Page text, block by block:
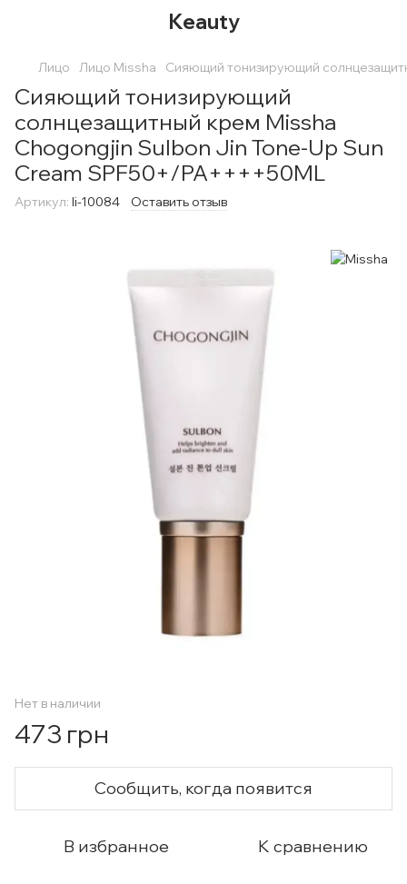
Keauty
Лицо Лицо Missha Сияющий тонизирующий
Сияющий тонизирующий
солнцезащитный крем Missha
Chogongjin Sulbon Jin Tone-Up Sun
Cream SPF50+/PA++++50ML
Артикул: li-10084 Оставить отзыв
Нет в наличии
473 грн
Сообщить, когда появится
В избранное К сравнению